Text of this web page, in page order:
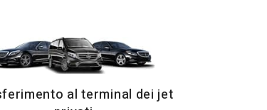
al terminal dei jet